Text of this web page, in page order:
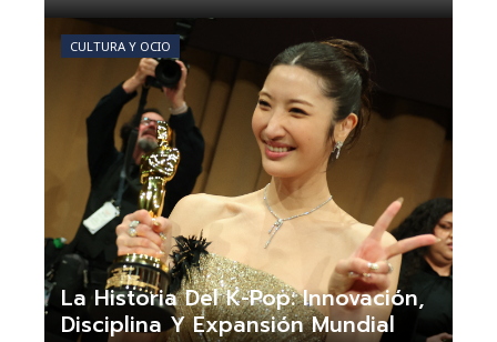
Claudia Nogueira Hace 3 semanas
La Historia Del K-Pop: Innovación,
Disciplina Y Expansión Mundial
CULTURA Y OCIO